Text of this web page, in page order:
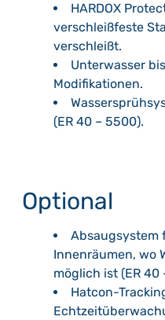
HARDOX
verschleißfeste
verschleißt.
Unterwasser
Modifikationen.
(ER 40 – 5500).
Optional
Absaugsystem
Innenräumen, wo
möglich ist (ER 40
Hatcon-